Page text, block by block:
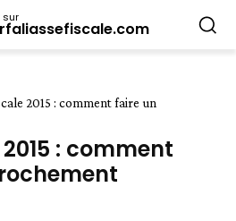
sur
2015 : comment faire un
: comment